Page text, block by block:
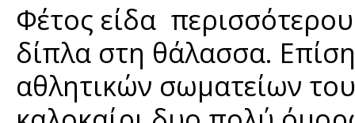
Φέτος είδα
δίπλα στη θάλασσα.
αθλητικών σωματείων